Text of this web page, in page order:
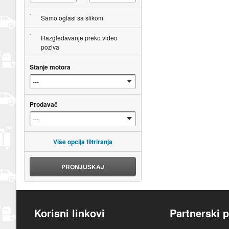
Samo oglasi sa slikom
Razgledavanje preko video
poziva
Stanje motora
Prodavač
Više opcija filtriranja
PRONJUŠKAJ
Korisni linkovi Partnerski